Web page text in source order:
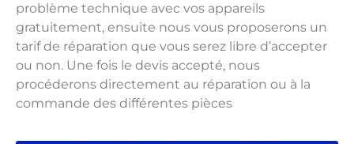
problème technique avec vos appareils
gratuitement, ensuite nous vous proposerons un
tarif de réparation que vous serez libre d’accepter
ou non. Une fois le devis accepté, nous
procéderons directement au réparation ou à la
commande des différentes pièces